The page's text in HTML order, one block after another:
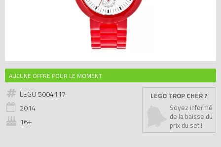
AUCUNE OFFRE POUR LE MOMENT
LEGO 5004117
2014
16+
LEGO TROP CHER ?
Soyez informé
de la baisse du
prix du set !